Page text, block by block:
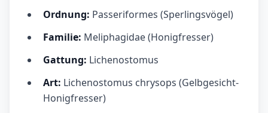
Ordnung: Passeriformes (Sperlingsvögel)
Familie: Meliphagidae (Honigfresser)
Gattung: Lichenostomus
Art: Lichenostomus chrysops (Gelbgesicht-
Honigfresser)